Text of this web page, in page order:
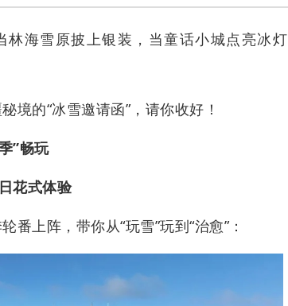
海雪原披上银装，当童话小城点亮冰灯
境的“冰雪邀请函”，请你收好！
”畅玩
花式体验
上阵，带你从“玩雪”玩到“治愈”：